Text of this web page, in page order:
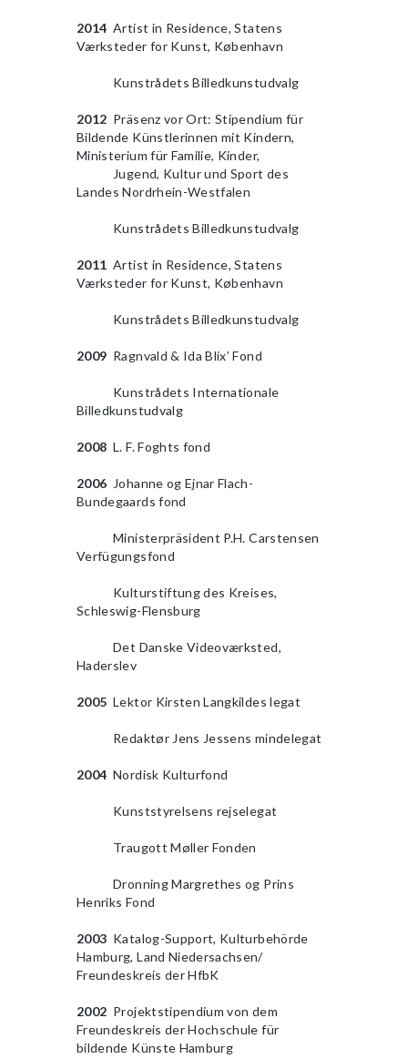
2014 Artist in Residence, Statens
Værksteder for Kunst, København
Kunstrådets Billedkunstudvalg
2012 Präsenz vor Ort: Stipendium für
Bildende Künstlerinnen mit Kindern,
Ministerium für Familie, Kinder,
Jugend, Kultur und Sport des
Landes Nordrhein-Westfalen
Kunstrådets Billedkunstudvalg
2011 Artist in Residence, Statens
Værksteder for Kunst, København
Kunstrådets Billedkunstudvalg
2009 Ragnvald & Ida Blix’ Fond
Kunstrådets Internationale
Billedkunstudvalg
2008 L. F. Foghts fond
2006 Johanne og Ejnar Flach-
Bundegaards fond
Ministerpräsident P.H. Carstensen
Verfügungsfond
Kulturstiftung des Kreises,
Schleswig-Flensburg
Det Danske Videoværksted,
Haderslev
2005 Lektor Kirsten Langkildes legat
Redaktør Jens Jessens mindelegat
2004 Nordisk Kulturfond
Kunststyrelsens rejselegat
Traugott Møller Fonden
Dronning Margrethes og Prins
Henriks Fond
2003 Katalog-Support, Kulturbehörde
Hamburg, Land Niedersachsen/
Freundeskreis der HfbK
2002 Projektstipendium von dem
Freundeskreis der Hochschule für
bildende Künste Hamburg